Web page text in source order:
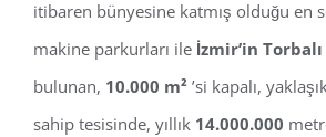
itibaren bünyesine katmış olduğu en
makine parkurları ile İzmir’in Torbalı
bulunan, 10.000 m² ’si kapalı,
sahip tesisinde, yıllık 14.000.000